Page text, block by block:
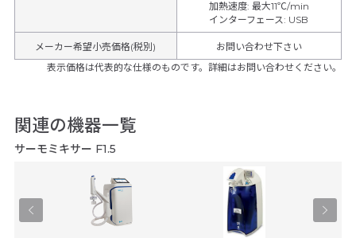
加熱速度: 最大11℃/min
インターフェース: USB
メーカー希望小売価格(税別)
お問い合わせ下さい
表示価格は代表的な仕様のものです。詳細はお問い合わせください。
関連の機器一覧
サーモミキサー F1.5